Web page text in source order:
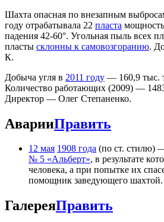
Шахта опасная по внезапным
году отрабатывала 22 пласта
падения 42-60°. Угольная пыль всех
пласты склонны к самовозгоранию.
К.
Добыча угля в 2011 году — 160,9 тыс.
Количество работающих (2009) —
Директор — Олег Степаненко.
АварииПравить
12 мая 1908 года (по ст. стилю)
№ 5 «Альберт», в результате
человека, а при попытке их
помощник заведующего шахтой.
ГалереяПравить